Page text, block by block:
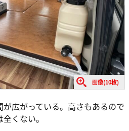
画像(10枚)
広がっている。高さもあるので
くない。